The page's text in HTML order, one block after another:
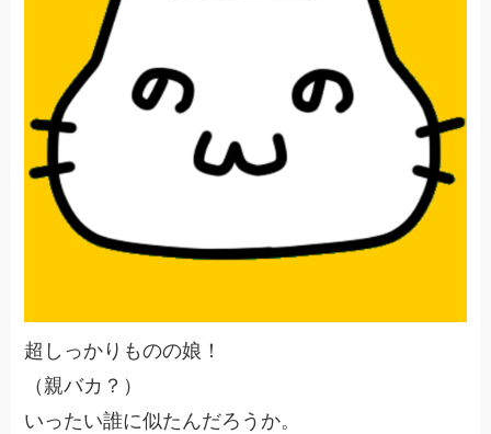
超しっかりものの娘！
（親バカ？）
いったい誰に似たんだろうか。